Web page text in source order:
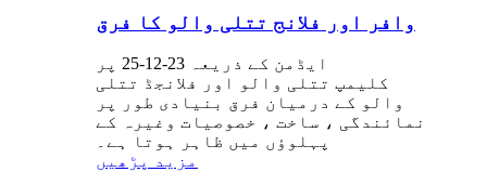
وافر اور فلانج تتلی والو کا فرق
ایڈمن کے ذریعہ 23-12-25 پر
کلیمپ تتلی والو اور فلانجڈ تتلی
والو کے درمیان فرق بنیادی طور پر
نمائندگی ، ساخت ، خصوصیات وغیرہ کے
پہلوؤں میں ظاہر ہوتا ہے۔
مزید پڑھیں